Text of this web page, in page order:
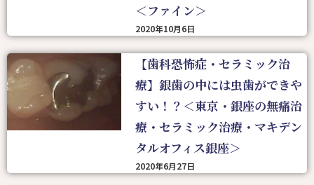
＜ファイン＞
2020年10月6日
【歯科恐怖症・セラミック治
療】銀歯の中には虫歯ができや
すい！？＜東京・銀座の無痛治
療・セラミック治療・マキデン
タルオフィス銀座＞
2020年6月27日